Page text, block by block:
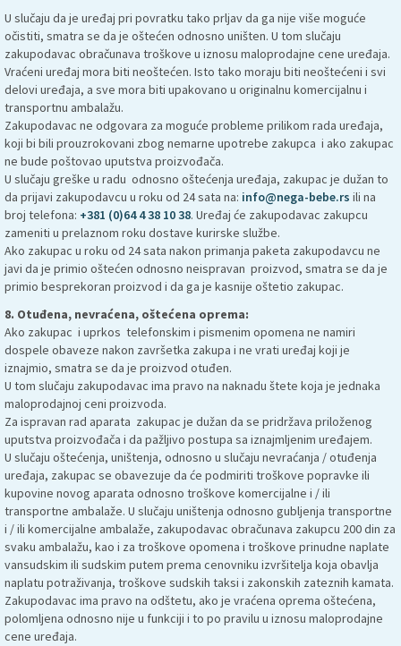
U slučaju da je uređaj pri povratku tako prljav da ga nije više moguće
očistiti, smatra se da je oštećen odnosno uništen. U tom slučaju
zakupodavac obračunava troškove u iznosu maloprodajne cene uređaja.
Vraćeni uređaj mora biti neoštećen. Isto tako moraju biti neoštećeni i svi
delovi uređaja, a sve mora biti upakovano u originalnu komercijalnu i
transportnu ambalažu.
Zakupodavac ne odgovara za moguće probleme prilikom rada uređaja,
koji bi bili prouzrokovani zbog nemarne upotrebe zakupca i ako zakupac
ne bude poštovao uputstva proizvođača.
U slučaju greške u radu odnosno oštećenja uređaja, zakupac je dužan to
da prijavi zakupodavcu u roku od 24 sata na: info@nega-bebe.rs ili na
broj telefona: +381 (0)64 4 38 10 38. Uređaj će zakupodavac zakupcu
zameniti u prelaznom roku dostave kurirske službe.
Ako zakupac u roku od 24 sata nakon primanja paketa zakupodavcu ne
javi da je primio oštećen odnosno neispravan proizvod, smatra se da je
primio besprekoran proizvod i da ga je kasnije oštetio zakupac.
8. Otuđena, nevraćena, oštećena oprema:
Ako zakupac i uprkos telefonskim i pismenim opomena ne namiri
dospele obaveze nakon završetka zakupa i ne vrati uređaj koji je
iznajmio, smatra se da je proizvod otuđen.
U tom slučaju zakupodavac ima pravo na naknadu štete koja je jednaka
maloprodajnoj ceni proizvoda.
Za ispravan rad aparata zakupac je dužan da se pridržava priloženog
uputstva proizvođača i da pažljivo postupa sa iznajmljenim uređajem.
U slučaju oštećenja, uništenja, odnosno u slučaju nevraćanja / otuđenja
uređaja, zakupac se obavezuje da će podmiriti troškove popravke ili
kupovine novog aparata odnosno troškove komercijalne i / ili
transportne ambalaže. U slučaju uništenja odnosno gubljenja transportne
i / ili komercijalne ambalaže, zakupodavac obračunava zakupcu 200 din za
svaku ambalažu, kao i za troškove opomena i troškove prinudne naplate
vansudskim ili sudskim putem prema cenovniku izvršitelja koja obavlja
naplatu potraživanja, troškove sudskih taksi i zakonskih zateznih kamata.
Zakupodavac ima pravo na odštetu, ako je vraćena oprema oštećena,
polomljena odnosno nije u funkciji i to po pravilu u iznosu maloprodajne
cene uređaja.